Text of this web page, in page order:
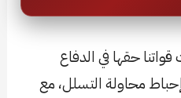
حقها في الدفاع
محاولة التسلل، مع